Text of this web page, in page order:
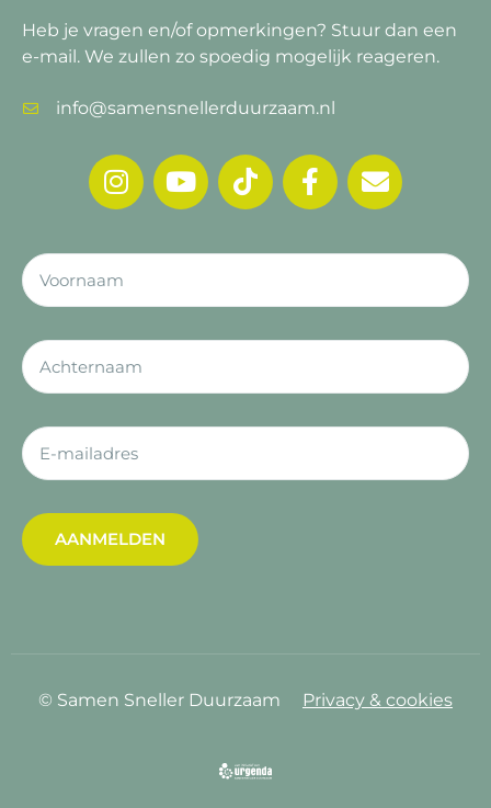
Heb je vragen en/of opmerkingen? Stuur dan een
e-mail. We zullen zo spoedig mogelijk reageren.
info@samensnellerduurzaam.nl
AANMELDEN
© Samen Sneller Duurzaam Privacy & cookies